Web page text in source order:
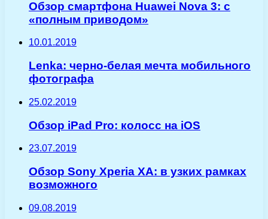
Обзор смартфона Huawei Nova 3: c
«полным приводом»
10.01.2019
Lenka: черно-белая мечта мобильного
фотографа
25.02.2019
Обзор iPad Pro: колосс на iOS
23.07.2019
Обзор Sony Xperia XA: в узких рамках
возможного
09.08.2019